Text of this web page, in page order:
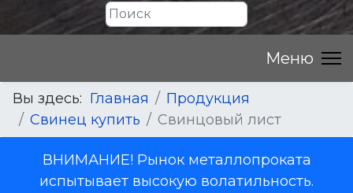
Вы здесь: Главная
Продукция
Свинец купить
Свинцовый лист
ВНИМАНИЕ! Рынок металлопроката
испытывает высокую волатильность.